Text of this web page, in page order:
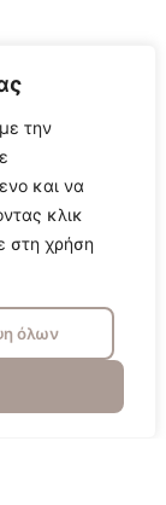
την
και να
κλικ
στη χρήση
όλων